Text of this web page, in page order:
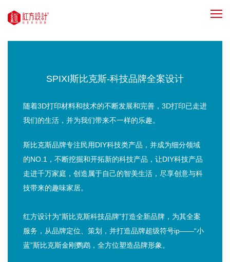
SPIXI斯比克斯-科技品牌全案设计
随着3D打印材料和技术的不断发展和完善，3D打印已走进
我们的生活，并为我们带来不一样的乐趣。
斯比克斯品牌专注民用DIY科技类产品，并成为细分领域
的NO.1，不断挖掘和开拓新的科技产品，让DIY科技产品
走进千万家庭，创造属于自己的智美生活，尽享创意与科
技带来的趣味家居。
红方设计为“斯比克斯科技品牌”打造全新品牌，为其全案
服务，从品牌定位、策划，并打造品牌超级符号ip——“小
蓝”斯比克斯金刚鹦鹉，全方位塑造品牌形象。